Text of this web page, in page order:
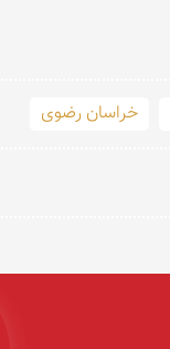
خراسان رضوی